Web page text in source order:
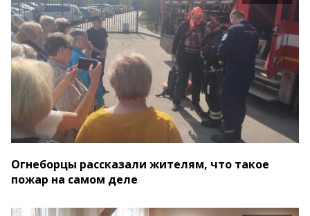
Огнеборцы рассказали жителям, что такое
пожар на самом деле